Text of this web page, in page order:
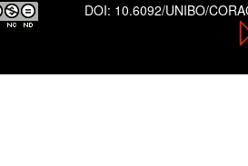
DOI: 10.6092/UNIBO/